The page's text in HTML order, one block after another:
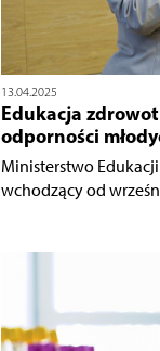
13.04.2025
Edukacja
odporności
Ministerstwo
wchodzący od